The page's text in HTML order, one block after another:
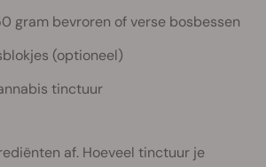
gram bevroren of verse bosbessen
(optioneel)
tinctuur
af. Hoeveel tinctuur je